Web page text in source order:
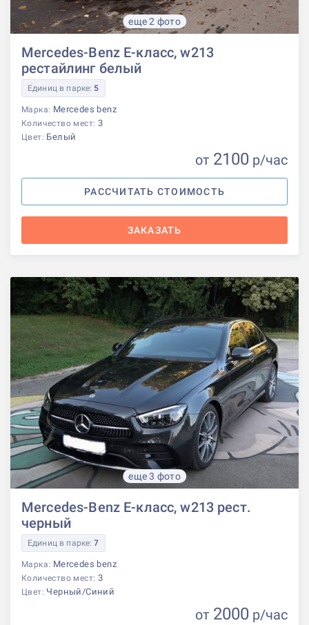
еще 2 фото
Mercedes-Benz E-класс, w213
рестайлинг белый
Единиц в парке: 5
Марка: Mercedes benz
Количество мест: 3
Цвет: Белый
от 2100 р/час
РАССЧИТАТЬ СТОИМОСТЬ
ЗАКАЗАТЬ
еще 3 фото
Mercedes-Benz E-класс, w213 рест.
черный
Единиц в парке:7
Марка: Mercedes benz
Количество мест: 3
Цвет: Черный/Синий
от 2000 р/час